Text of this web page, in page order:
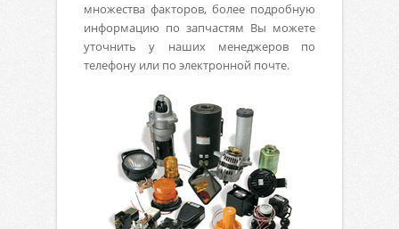
множества факторов, более подробную
информацию по запчастям Вы можете
уточнить у наших менеджеров по
телефону или по электронной почте.